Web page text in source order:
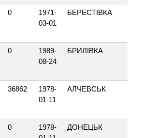
0
1971-
03-01
БЕРЕСТІВКА
0
1989-
08-24
БРИЛІВКА
36862
1978-
01-11
АЛЧЕВСЬК
0
1978-
ДОНЕЦЬК